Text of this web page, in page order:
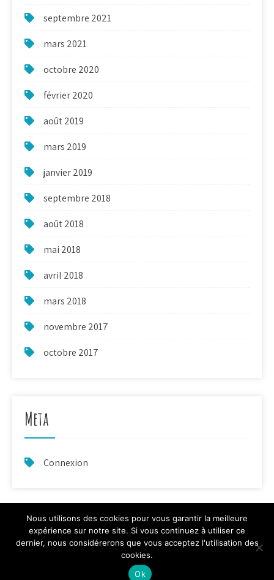
septembre 2021
mars 2021
octobre 2020
février 2020
août 2019
mars 2019
janvier 2019
septembre 2018
août 2018
mai 2018
avril 2018
mars 2018
novembre 2017
octobre 2017
Meta
Connexion
La Calandreta de Bocòna - Proudly Powered by WordPress
Theme by Grace Themes
Nous utilisons des cookies pour vous garantir la meilleure
expérience sur notre site. Si vous continuez à utiliser ce
dernier, nous considérerons que vous acceptez l'utilisation des
cookies.
Ok